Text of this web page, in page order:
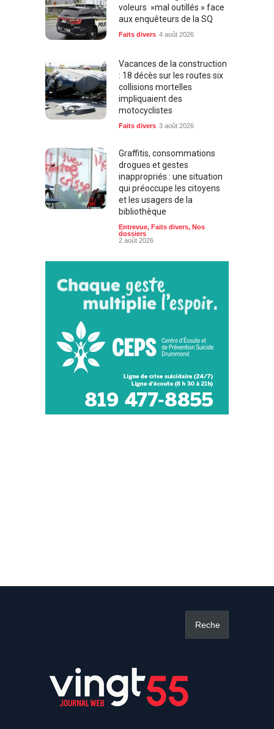
voleurs »mal outillés » face
aux enquêteurs de la SQ
Faits divers 4 août 2026
Vacances de la construction
: 18 décès sur les routes six
collisions mortelles
impliquaient des
motocyclistes
Faits divers 3 août 2026
Graffitis, consommations
drogues et gestes
inappropriés : une situation
qui préoccupe les citoyens
et les usagers de la
bibliothèque
Entrevue, Faits divers, Nos
dossiers
2 août 2026